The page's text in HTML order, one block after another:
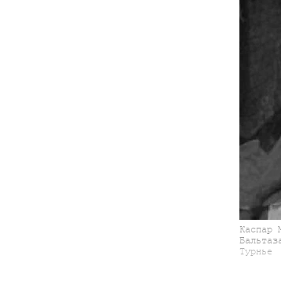
Каспар
Турнье